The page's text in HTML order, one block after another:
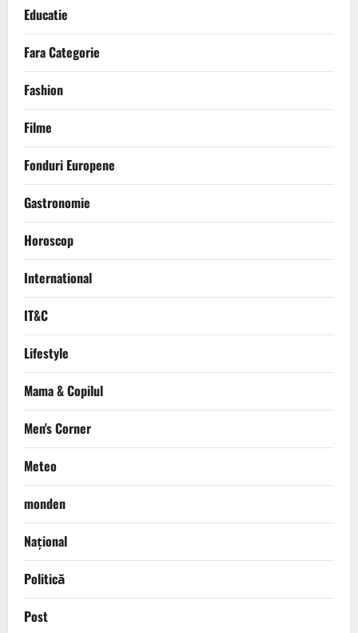
Educatie
Fara Categorie
Fashion
Filme
Fonduri Europene
Gastronomie
Horoscop
International
IT&C
Lifestyle
Mama & Copilul
Men's Corner
Meteo
monden
Național
Politică
Post